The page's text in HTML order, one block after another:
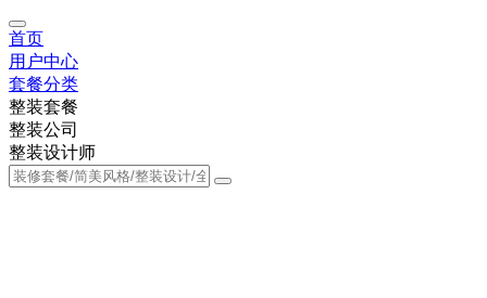
首页
用户中心
套餐分类
整装套餐
整装公司
整装设计师